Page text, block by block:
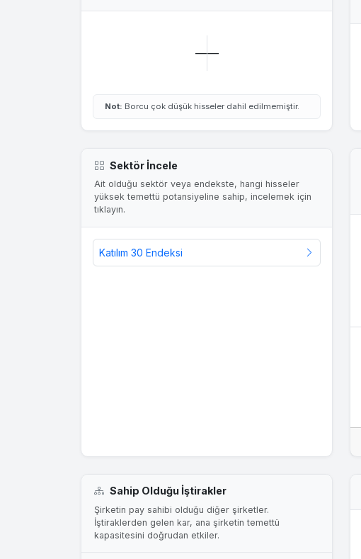
——
Not: Borcu çok düşük hisseler dahil edilmemiştir.
Sektör İncele
Ait olduğu sektör veya endekste, hangi hisseler
yüksek temettü potansiyeline sahip, incelemek için
tıklayın.
Katılım 30 Endeksi
Sahip Olduğu İştirakler
Şirketin pay sahibi olduğu diğer şirketler.
İştiraklerden gelen kar, ana şirketin temettü
kapasitesini doğrudan etkiler.